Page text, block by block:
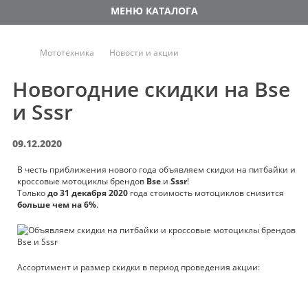
МЕНЮ КАТАЛОГА
Мототехника Новости и акции
Новогодние скидки на Bse
и Sssr
09.12.2020
В честь приближения нового года объявляем скидки на питбайки и
кроссовые мотоциклы брендов Bseи Sssr!
Толькодо 31 декабря 2020года стоимость мотоциклов снизится
больше чем на 6%.
Ассортимент и размер скидки в период проведения акции: